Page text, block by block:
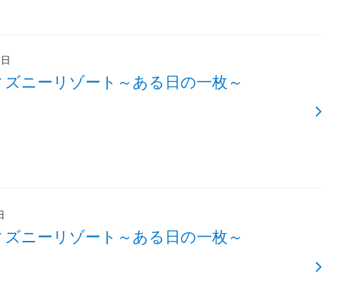
ニーリゾート～ある日の一枚～
ニーリゾート～ある日の一枚～